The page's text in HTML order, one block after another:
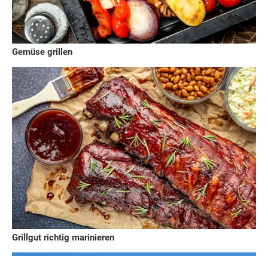
Gemüse grillen
Grillgut richtig marinieren